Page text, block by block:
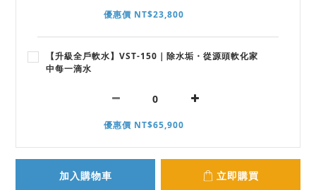
優惠價 NT$23,800
【升級全戶軟水】VST-150｜除水垢・從源頭軟化家
中每一滴水
優惠價 NT$65,900
加入購物車 立即購買